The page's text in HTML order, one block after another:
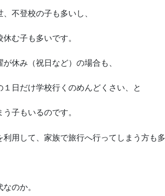
、不登校の子も多いし、
む子も多いです。
が休み（祝日など）の場合も、
１日だけ学校行くのめんどくさい、と
子もいるのです。
利用して、家族で旅行へ行ってしまう方も多
なのか。